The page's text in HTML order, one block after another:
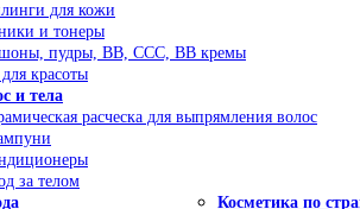
для кожи
и тонеры
пудры, ВВ, ССС, ВВ кремы
красоты
и тела
расческа для выпрямления волос
за телом
Косметика по